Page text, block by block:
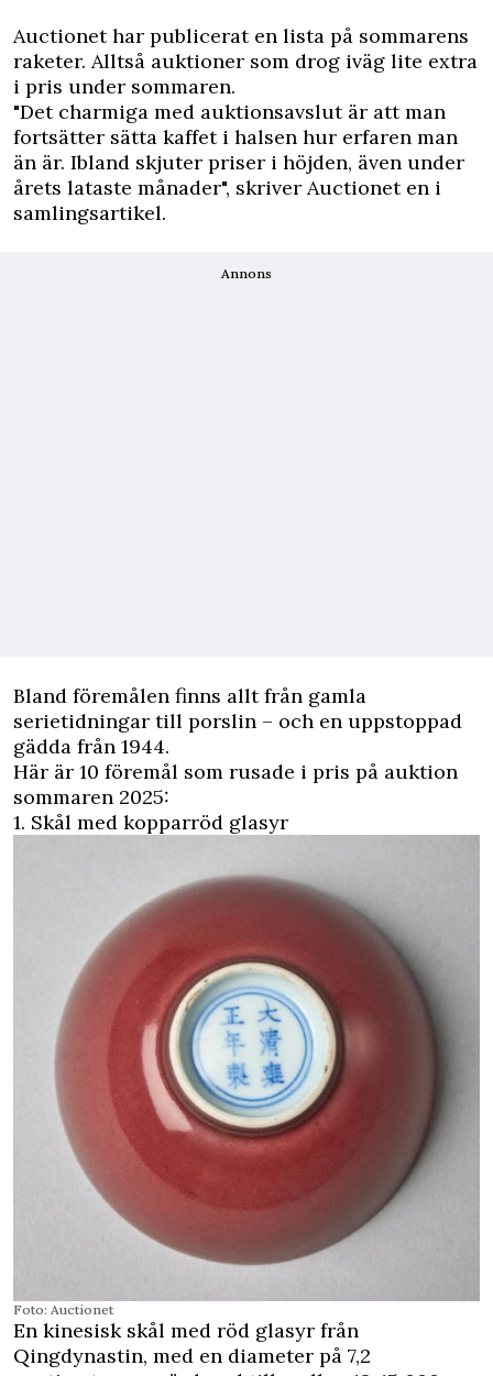
Auctionet har publicerat en lista på sommarens
raketer. Alltså auktioner som drog iväg lite extra
i pris under sommaren.
"Det charmiga med auktionsavslut är att man
fortsätter sätta kaffet i halsen hur erfaren man
än är. Ibland skjuter priser i höjden, även under
årets lataste månader", skriver Auctionet en i
samlingsartikel.
Annons
Bland föremålen finns allt från gamla
serietidningar till porslin – och en uppstoppad
gädda från 1944.
Här är 10 föremål som rusade i pris på auktion
sommaren 2025:
1. Skål med kopparröd glasyr
Foto: Auctionet
En kinesisk skål med röd glasyr från
Qingdynastin, med en diameter på 7,2